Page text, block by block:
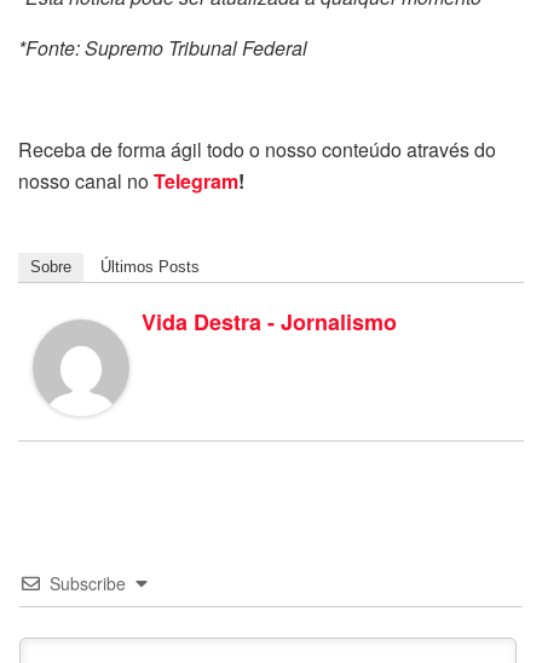
*Fonte: Supremo Tribunal Federal
Receba de forma ágil todo o nosso conteúdo através do
nosso canal noTelegram!
Sobre Últimos Posts
Vida Destra - Jornalismo
Subscribe